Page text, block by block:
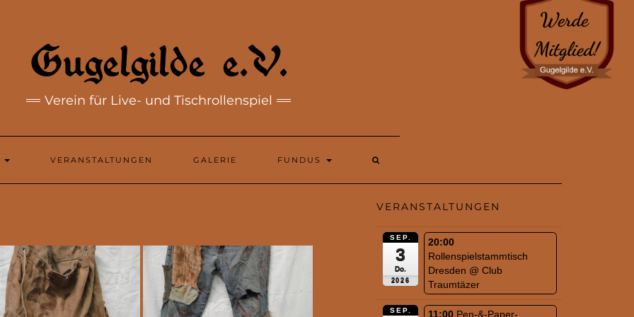
Gugelgilde e.V.
Verein für Live- und Tischrollenspiel
VERANSTALTUNGEN GALERIE FUNDUS
VERANSTALTUNGEN
SEP.
3
Do.
2026
20:00
Rollenspielstammtisch
Dresden @ Club
Traumtäzer
SEP. 11:00 Pen-&-Paper-